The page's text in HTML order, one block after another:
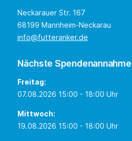
Neckarauer Str. 167
68199 Mannheim-Neckarau
info@futteranker.de
Nächste Spendenannahme
Freitag:
07.08.2026 15:00 - 18:00 Uhr
Mittwoch:
19.08.2026 15:00 - 18:00 Uhr